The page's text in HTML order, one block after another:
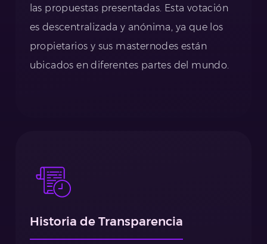
las propuestas presentadas. Esta votación
es descentralizada y anónima, ya que los
propietarios y sus masternodes están
ubicados en diferentes partes del mundo.
Historia de Transparencia